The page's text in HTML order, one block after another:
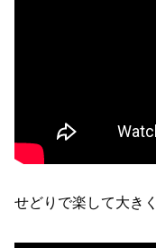
せどりで楽して大き